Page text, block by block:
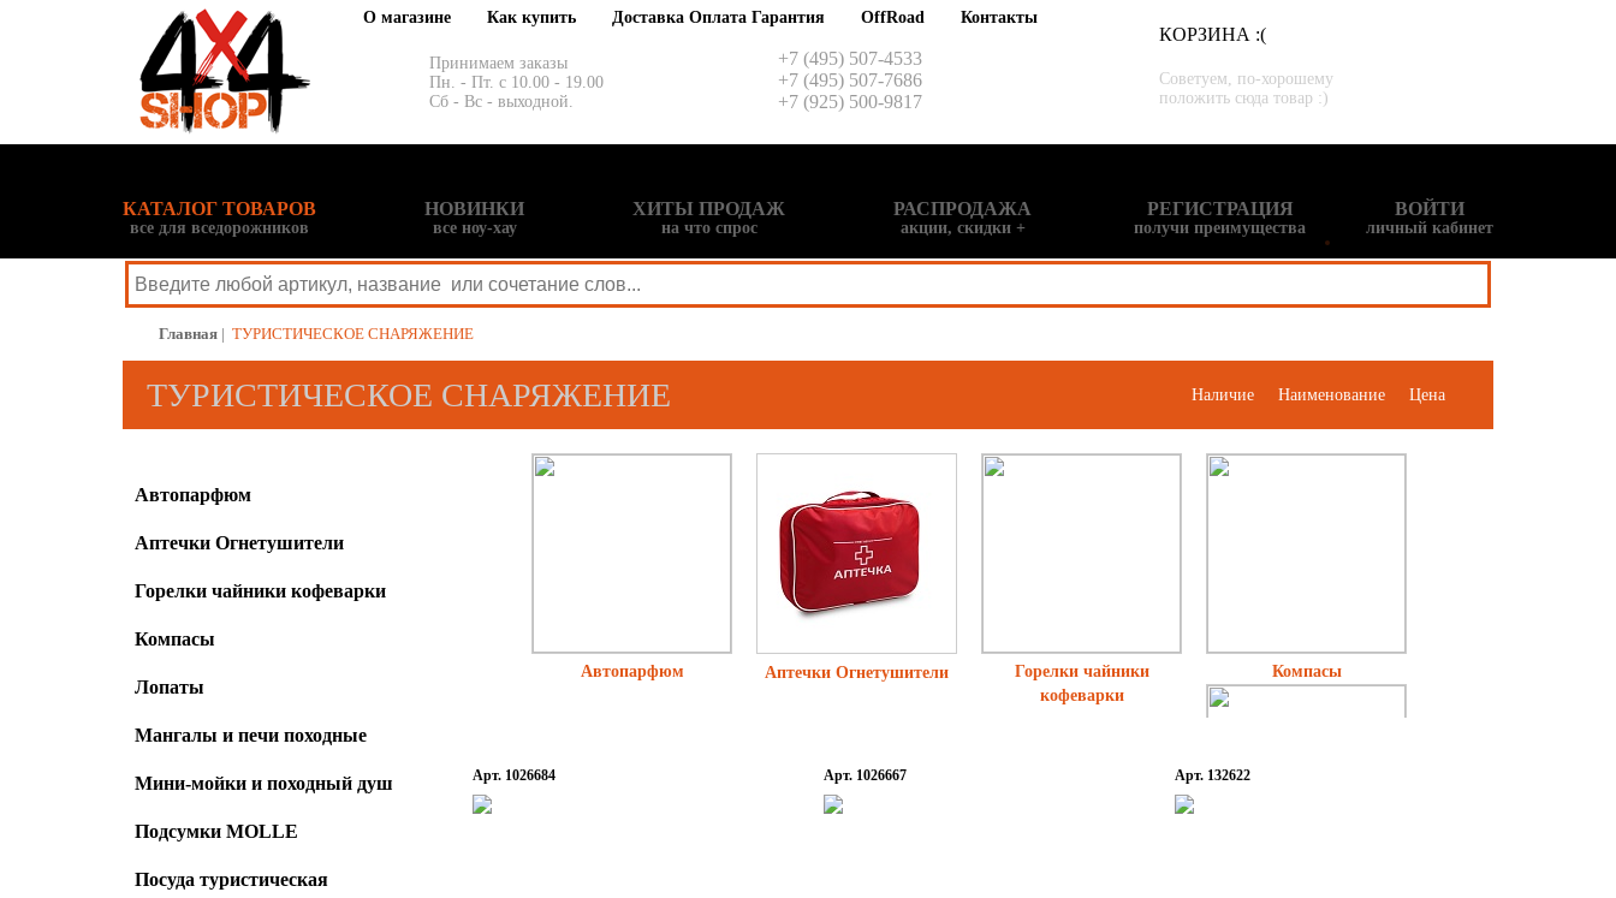
О магазине Как купить Доставка Оплата Гарантия OffRoad Контакты
Принимаем заказы
Пн. - Пт. с 10.00 - 19.00
Сб - Вс - выходной.
+7 (495) 507-4533
+7 (495) 507-7686
+7 (925) 500-9817
КОРЗИНА :(
Советуем, по-хорошему
положить сюда товар :)
РЕГИСТРАЦИЯ
получи преимущества
ВОЙТИ
личный кабинет
КАТАЛОГ ТОВАРОВ
все для вседорожников
НОВИНКИ
все ноу-хау
ХИТЫ ПРОДАЖ
на что спрос
РАСПРОДАЖА
акции, скидки +
Главная | ТУРИСТИЧЕСКОЕ СНАРЯЖЕНИЕ
ТУРИСТИЧЕСКОЕ СНАРЯЖЕНИЕ Наличие Наименование Цена
Автопарфюм
Аптечки Огнетушители
Горелки чайники кофеварки
Компасы
Лопаты
Мангалы и печи походные
Мини-мойки и походный душ
Подсумки MOLLE
Посуда туристическая
Автопарфюм Аптечки Огнетушители
Горелки чайники
кофеварки
Компасы
Арт. 1026684 Арт. 1026667 Арт. 132622